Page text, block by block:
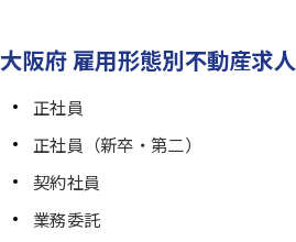
大阪府 雇用形態別不動産求人
正社員
正社員（新卒・第二）
契約社員
業務委託